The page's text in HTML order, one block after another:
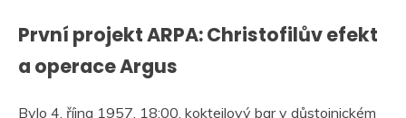
První projekt ARPA: Christofilův efekt
a operace Argus
Bylo 4. října 1957, 18:00, koktejlový bar v důstojnickém